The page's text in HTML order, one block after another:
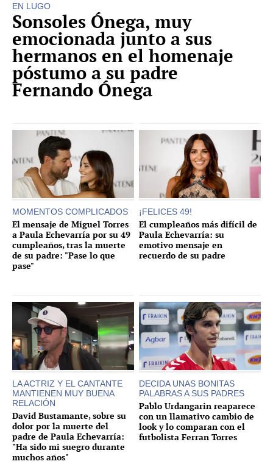
EN LUGO
Sonsoles Ónega, muy
emocionada junto a sus
hermanos en el homenaje
póstumo a su padre
Fernando Ónega
MOMENTOS COMPLICADOS
El mensaje de Miguel Torres
a Paula Echevarría por su 49
cumpleaños, tras la muerte
de su padre: "Pase lo que
pase"
¡FELICES 49!
El cumpleaños más difícil de
Paula Echevarría: su
emotivo mensaje en
recuerdo de su padre
LA ACTRIZ Y EL CANTANTE
MANTIENEN MUY BUENA
RELACIÓN
David Bustamante, sobre su
dolor por la muerte del
padre de Paula Echevarría:
"Ha sido mi suegro durante
muchos años"
DECIDA UNAS BONITAS
PALABRAS A SUS PADRES
Pablo Urdangarin reaparece
con un llamativo cambio de
look y lo comparan con el
futbolista Ferran Torres